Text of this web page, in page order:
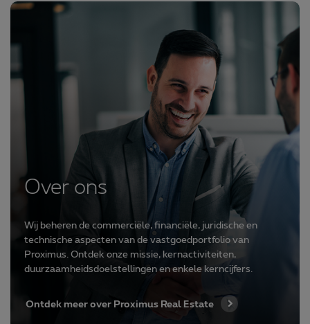
Over ons
Wij beheren de commerciële, financiële, juridische en
technische aspecten van de vastgoedportfolio van
Proximus. Ontdek onze missie, kernactiviteiten,
duurzaamheidsdoelstellingen en enkele kerncijfers.
Ontdek meer over Proximus Real Estate